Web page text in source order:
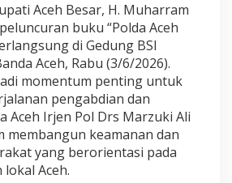
Aceh Besar, H. Muharram
buku “Polda Aceh
di Gedung BSI
Aceh, Rabu (3/6/2026).
momentum penting untuk
pengabdian dan
Aceh Irjen Pol Drs Marzuki Ali
membangun keamanan dan
yang berorientasi pada
Aceh.